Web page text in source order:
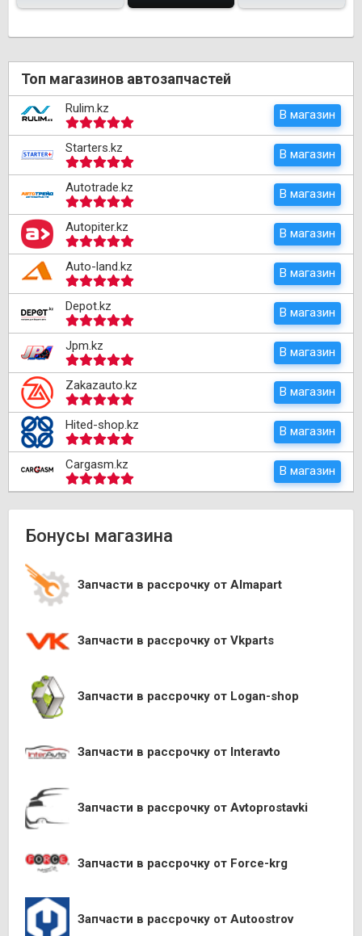
Топ магазинов автозапчастей
Rulim.kz В магазин
Starters.kz В магазин
Autotrade.kz В магазин
Autopiter.kz В магазин
Auto-land.kz В магазин
Depot.kz В магазин
Jpm.kz В магазин
Zakazauto.kz В магазин
Hited-shop.kz В магазин
Cargasm.kz В магазин
Бонусы магазина
Запчасти в рассрочку от Almapart
Запчасти в рассрочку от Vkparts
Запчасти в рассрочку от Logan-shop
Запчасти в рассрочку от Interavto
Запчасти в рассрочку от Avtoprostavki
Запчасти в рассрочку от Force-krg
Запчасти в рассрочку от Autoostrov